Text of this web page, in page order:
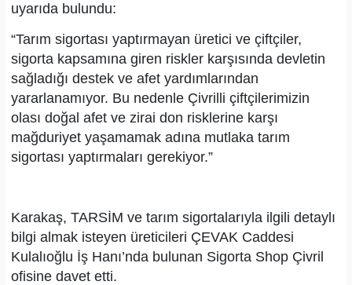
uyarıda bulundu:
“Tarım sigortası yaptırmayan üretici ve çiftçiler,
sigorta kapsamına giren riskler karşısında devletin
sağladığı destek ve afet yardımlarından
yararlanamıyor. Bu nedenle Çivrilli çiftçilerimizin
olası doğal afet ve zirai don risklerine karşı
mağduriyet yaşamamak adına mutlaka tarım
sigortası yaptırmaları gerekiyor.”
Karakaş, TARSİM ve tarım sigortalarıyla ilgili detaylı
bilgi almak isteyen üreticileri ÇEVAK Caddesi
Kulalıoğlu İş Hanı’nda bulunan Sigorta Shop Çivril
ofisine davet etti.